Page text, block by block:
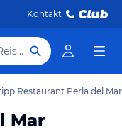
Kontakt
Hotel, Reiseziel
Restaurant Perla del Mar
Mar